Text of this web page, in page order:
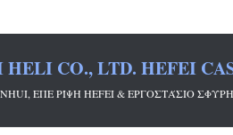
HELI CO., LTD. HEFEI
ΕΠΕ ΡΊΨΗ HEFEI & ΕΡΓΟΣΤΆΣΙΟ